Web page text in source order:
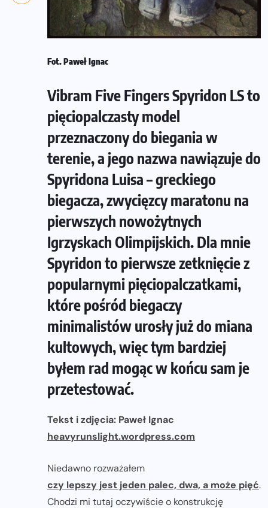
Fot. Paweł Ignac
Vibram Five Fingers Spyridon LS to
pięciopalczasty model
przeznaczony do biegania w
terenie, a jego nazwa nawiązuje do
Spyridona Luisa – greckiego
biegacza, zwycięzcy maratonu na
pierwszych nowożytnych
Igrzyskach Olimpijskich. Dla mnie
Spyridon to pierwsze zetknięcie z
popularnymi pięciopalczatkami,
które pośród biegaczy
minimalistów urosły już do miana
kultowych, więc tym bardziej
byłem rad mogąc w końcu sam je
przetestować.
Tekst i zdjęcia: Paweł Ignac
heavyrunslight.wordpress.com
Niedawno rozważałem
czy lepszy jest jeden palec, dwa, a może pięć.
Chodzi mi tutaj oczywiście o konstrukcję